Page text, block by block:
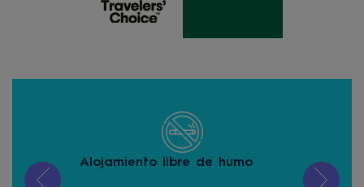
Alojamiento libre de humo